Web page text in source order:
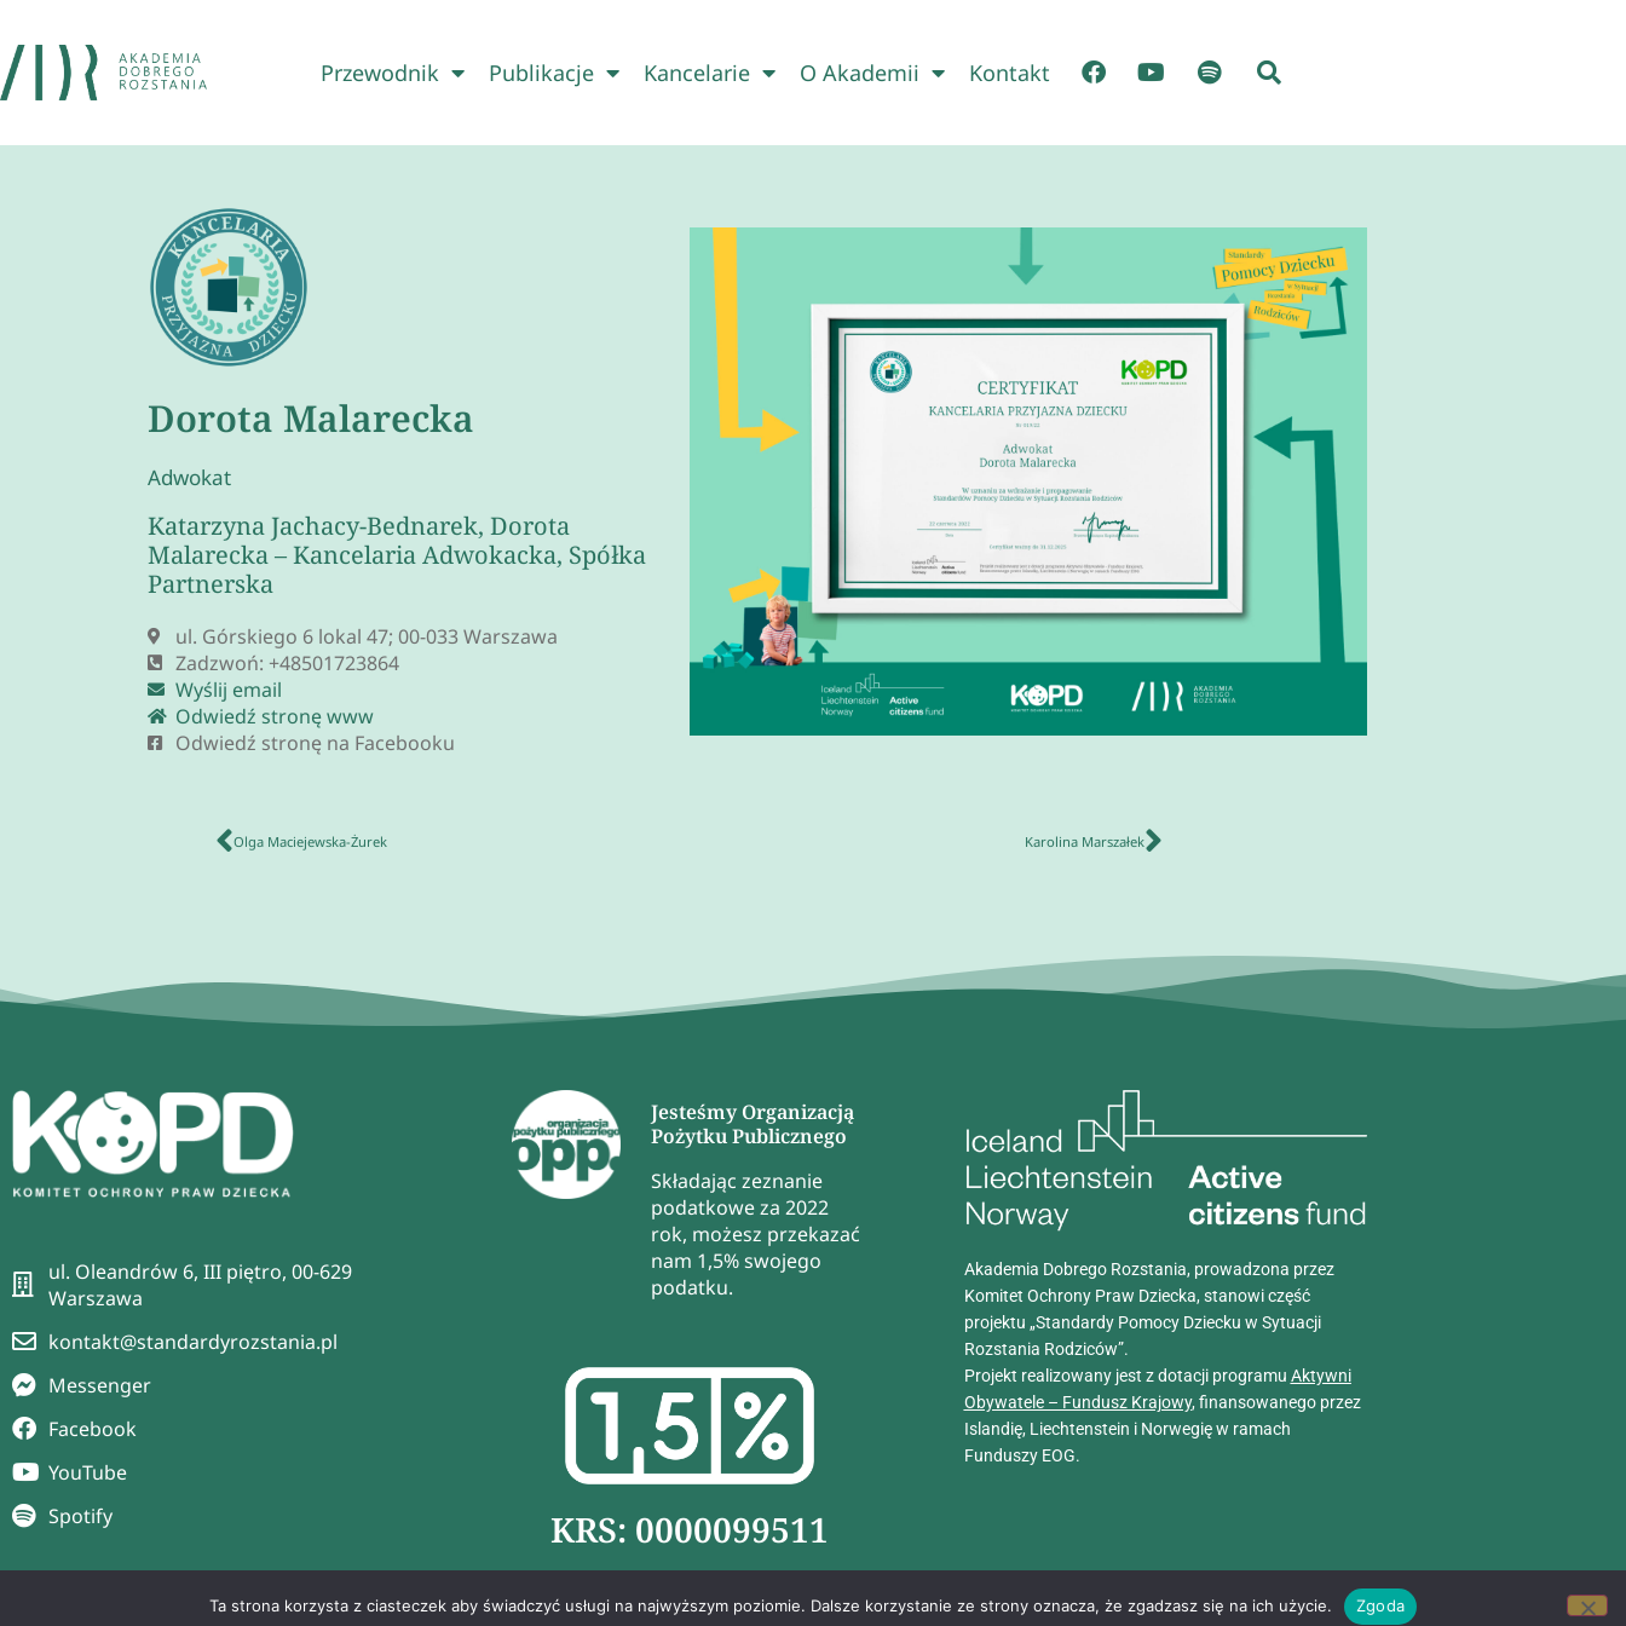
Przewodnik Publikacje Kancelarie O Akademii Kontakt
Dorota Malarecka
Adwokat
Katarzyna Jachacy-Bednarek, Dorota
Malarecka – Kancelaria Adwokacka, Spółka
Partnerska
ul. Górskiego 6 lokal 47; 00-033 Warszawa
Zadzwoń: +48501723864
Wyślij email
Odwiedź stronę www
Odwiedź stronę na Facebooku
Olga Maciejewska-Żurek Karolina Marszałek
ul. Oleandrów 6, III piętro, 00-629
Warszawa
kontakt@standardyrozstania.pl
Messenger
Facebook
YouTube
Spotify
Jesteśmy Organizacją
Pożytku Publicznego
Składając zeznanie
podatkowe za 2022
rok, możesz przekazać
nam 1,5% swojego
podatku.
KRS: 0000099511
Akademia Dobrego Rozstania, prowadzona przez
Komitet Ochrony Praw Dziecka, stanowi część
projektu „Standardy Pomocy Dziecku w Sytuacji
Rozstania Rodziców”.
Projekt realizowany jest z dotacji programu Aktywni
Obywatele – Fundusz Krajowy, finansowanego przez
Islandię, Liechtenstein i Norwegię w ramach
Funduszy EOG.
Ta strona korzysta z ciasteczek aby świadczyć usługi na najwyższym poziomie. Dalsze korzystanie ze strony oznacza, że zgadzasz się na ich użycie. Zgoda